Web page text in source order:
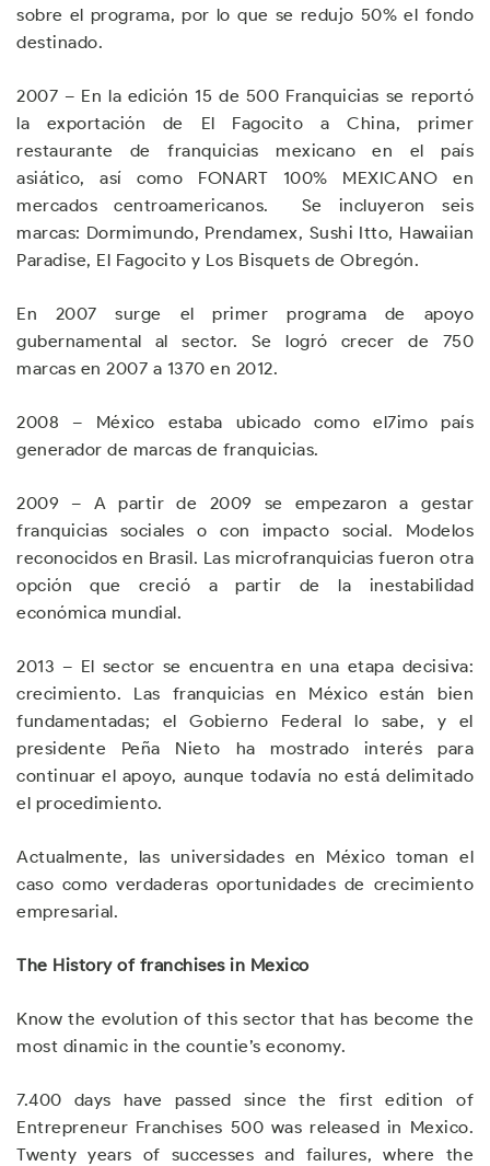
sobre el programa, por lo que se redujo 50% el fondo
destinado.
2007 – En la edición 15 de 500 Franquicias se reportó
la exportación de El Fagocito a China, primer
restaurante de franquicias mexicano en el país
asiático, así como FONART 100% MEXICANO en
mercados centroamericanos. Se incluyeron seis
marcas: Dormimundo, Prendamex, Sushi Itto, Hawaiian
Paradise, El Fagocito y Los Bisquets de Obregón.
En 2007 surge el primer programa de apoyo
gubernamental al sector. Se logró crecer de 750
marcas en 2007 a 1370 en 2012.
2008 – México estaba ubicado como el7imo país
generador de marcas de franquicias.
2009 – A partir de 2009 se empezaron a gestar
franquicias sociales o con impacto social. Modelos
reconocidos en Brasil. Las microfranquicias fueron otra
opción que creció a partir de la inestabilidad
económica mundial.
2013 – El sector se encuentra en una etapa decisiva:
crecimiento. Las franquicias en México están bien
fundamentadas; el Gobierno Federal lo sabe, y el
presidente Peña Nieto ha mostrado interés para
continuar el apoyo, aunque todavía no está delimitado
el procedimiento.
Actualmente, las universidades en México toman el
caso como verdaderas oportunidades de crecimiento
empresarial.
The History of franchises in Mexico
Know the evolution of this sector that has become the
most dinamic in the countie’s economy.
7.400 days have passed since the first edition of
Entrepreneur Franchises 500 was released in Mexico.
Twenty years of successes and failures, where the